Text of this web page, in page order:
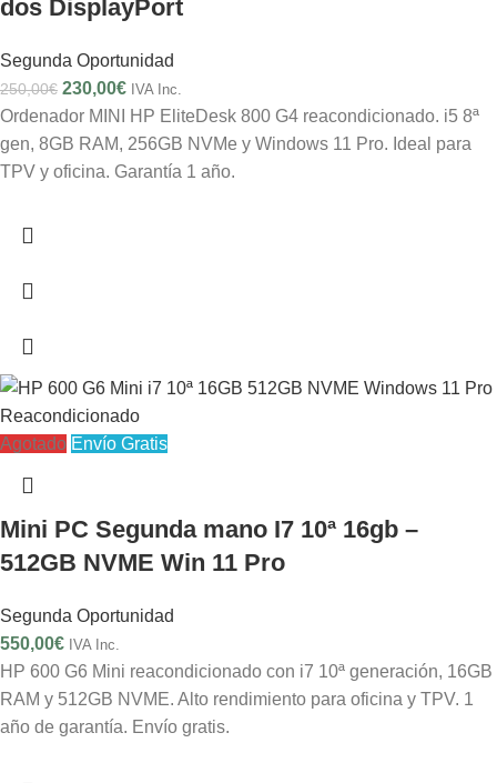
dos DisplayPort
Segunda Oportunidad
250,00€ 230,00€ IVA Inc.
Ordenador MINI HP EliteDesk 800 G4 reacondicionado. i5 8ª
gen, 8GB RAM, 256GB NVMe y Windows 11 Pro. Ideal para
TPV y oficina. Garantía 1 año.
Agotado Envío Gratis
Mini PC Segunda mano I7 10ª 16gb –
512GB NVME Win 11 Pro
Segunda Oportunidad
550,00€ IVA Inc.
HP 600 G6 Mini reacondicionado con i7 10ª generación, 16GB
RAM y 512GB NVME. Alto rendimiento para oficina y TPV. 1
año de garantía. Envío gratis.